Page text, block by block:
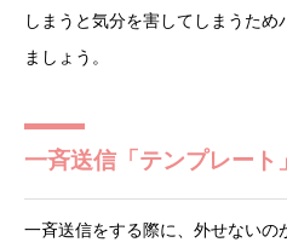
しまうと気分を害してしまうため
ましょう。
一斉送信「テンプレート
一斉送信をする際に、外せないの